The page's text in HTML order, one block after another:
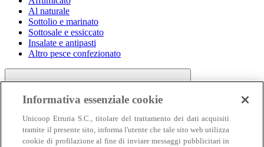
Al naturale
Sottolio e marinato
Sottosale e essiccato
Insalate e antipasti
Altro pesce confezionato
Informativa essenziale cookie
Unicoop Etruria S.C., titolare del trattamento dei dati acquisiti
tramite il presente sito, informa l'utente che tale sito web utilizza
cookie di profilazione al fine di inviare messaggi pubblicitari in